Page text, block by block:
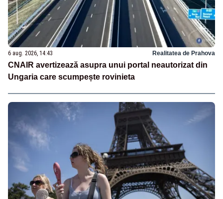
6 aug. 2026, 14:43 Realitatea de Prahova
CNAIR avertizează asupra unui portal neautorizat din
Ungaria care scumpește rovinieta